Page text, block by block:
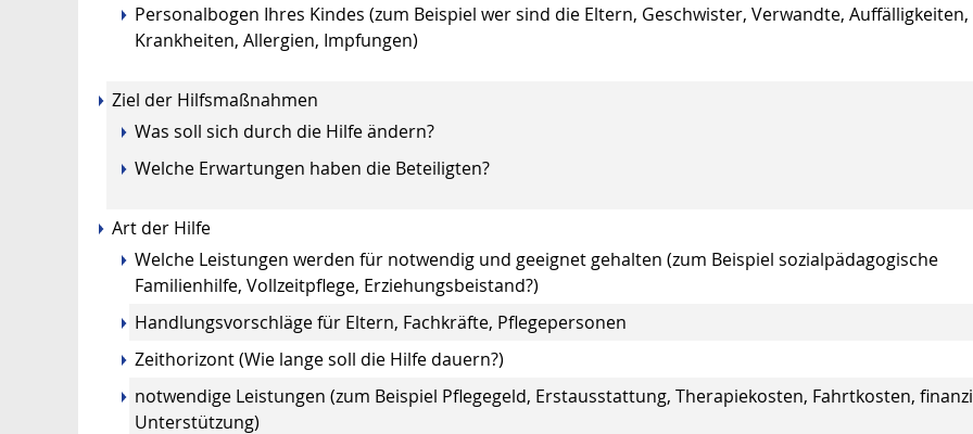
Personalbogen Ihres Kindes (zum Beispiel wer sind die Eltern, Geschwister, Verwandte, Auffälligkeiten,
Krankheiten, Allergien, Impfungen)
Ziel der Hilfsmaßnahmen
Was soll sich durch die Hilfe ändern?
Welche Erwartungen haben die Beteiligten?
Art der Hilfe
Welche Leistungen werden für notwendig und geeignet gehalten (zum Beispiel sozialpädagogische
Familienhilfe, Vollzeitpflege, Erziehungsbeistand?)
Handlungsvorschläge für Eltern, Fachkräfte, Pflegepersonen
Zeithorizont (Wie lange soll die Hilfe dauern?)
notwendige Leistungen (zum Beispiel Pflegegeld, Erstausstattung, Therapiekosten, Fahrtkosten,
Unterstützung)